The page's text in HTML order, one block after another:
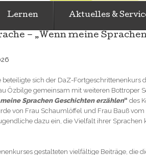
Lernen Aktuelles &
– „Wenn meine
sich der DaZ-Fortgeschrittenenkurs
Özbilge gemeinsam mit weiteren Bottroper
Sprachen Geschichten erzählen“ des
von Frau Schaumlöffel und Frau Bauß
dazu ein, die Vielfalt ihrer Sprachen
gestalteten vielfältige Beiträge, die